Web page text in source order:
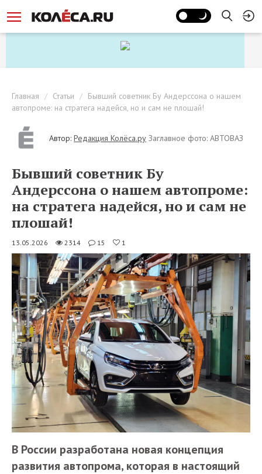
Главная Статьи
Бывший советник Бу Андерссона о нашем
автопроме: на стратега надейся, но и сам не плошай!
Автор: Редакция Колёса.ру Заглавное фото: АВТОВАЗ
Бывший советник Бу
Андерссона о нашем автопроме:
на стратега надейся, но и сам не
плошай!
13.05.2026 2314 15 1
В России разработана новая концепция
развития автопрома, которая в настоящий